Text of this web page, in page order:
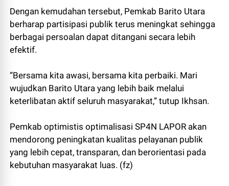
Dengan kemudahan tersebut, Pemkab Barito Utara
berharap partisipasi publik terus meningkat sehingga
berbagai persoalan dapat ditangani secara lebih
efektif.
“Bersama kita awasi, bersama kita perbaiki. Mari
wujudkan Barito Utara yang lebih baik melalui
keterlibatan aktif seluruh masyarakat,” tutup Ikhsan.
Pemkab optimistis optimalisasi SP4N LAPOR akan
mendorong peningkatan kualitas pelayanan publik
yang lebih cepat, transparan, dan berorientasi pada
kebutuhan masyarakat luas. (fz)